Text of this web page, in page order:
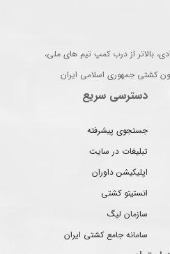
بالاتر از درب کمپ تیم های ملی،
کشتی جمهوری اسلامی ایران
دسترسی سریع
جستجوی پیشرفته
تبلیغات در سایت
اپلیکیشن داوران
انستیتو کشتی
سازمان لیگ
سامانه جامع کشتی ایران